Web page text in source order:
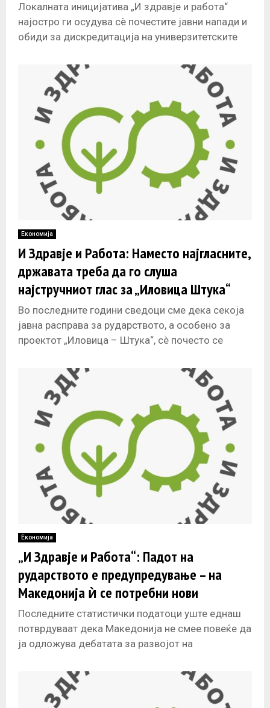
основа на знаење, а не на притисоци
Локалната иницијатива „И здравје и работа“
најостро ги осудува сè почестите јавни напади и
обиди за дискредитација на универзитетските
Економија
И Здравје и Работа: Наместо најгласните,
државата треба да го слуша
најстручниот глас за „Иловица Штука“
Во последните години сведоци сме дека секоја
јавна расправа за рударството, а особено за
проектот „Иловица – Штука“, сè почесто се
Економија
„И Здравје и Работа“: Падот на
рударството е предупредување – на
Македонија ѝ се потребни нови
инвестиции, а не нови блокади
Последните статистички податоци уште еднаш
потврдуваат дека Македонија не смее повеќе да
ја одложува дебатата за развојот на
минерални ресурси.